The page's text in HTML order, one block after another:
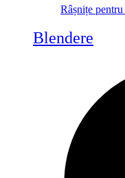
Râșnițe pentru
Blendere